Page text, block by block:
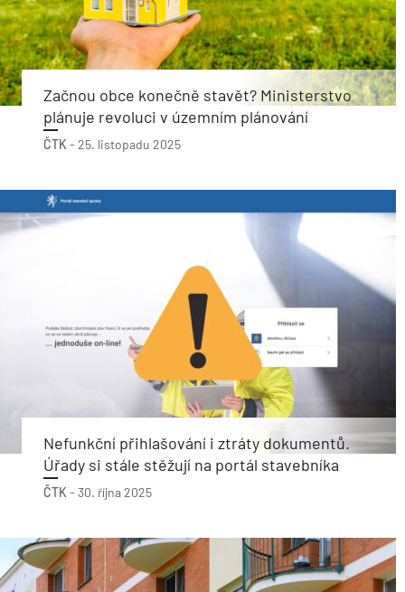
Začnou obce konečně stavět? Ministerstvo
plánuje revoluci v územním plánování
ČTK - 25. listopadu 2025
Nefunkční přihlašování i ztráty dokumentů.
Úřady si stále stěžují na portál stavebníka
ČTK - 30. října 2025